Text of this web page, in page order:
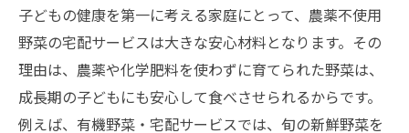
子どもの健康を第一に考える家庭にとって、農薬不使用
野菜の宅配サービスは大きな安心材料となります。その
理由は、農薬や化学肥料を使わずに育てられた野菜は、
成長期の子どもにも安心して食べさせられるからです。
例えば、有機野菜・宅配サービスでは、旬の新鮮野菜を